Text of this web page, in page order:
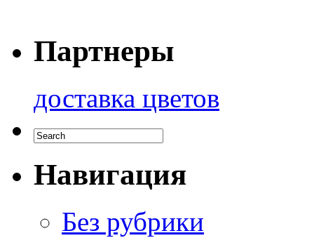
Партнеры
доставка цветов
Навигация
Без рубрики